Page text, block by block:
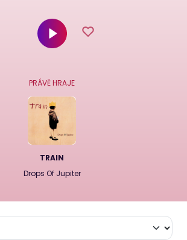
PRÁVĚ HRAJE
TRAIN
Drops Of Jupiter